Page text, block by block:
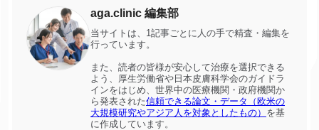
aga.clinic 編集部
当サイトは、1記事ごとに人の手で精査・編集を
行っています。
また、読者の皆様が安心して治療を選択できる
よう、厚生労働省や日本皮膚科学会のガイドラ
インをはじめ、世界中の医療機関・政府機関か
ら発表された信頼できる論文・データ（欧米の
大規模研究やアジア人を対象としたもの） を基
に作成しています。